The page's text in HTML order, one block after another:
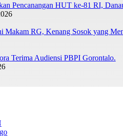
Pencanangan HUT ke-81 RI,
Makam RG, Kenang Sosok yang
Terima Audiensi PBPI Gorontalo.